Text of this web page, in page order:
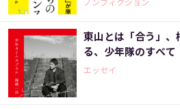
東山とは「合う」
る、少年隊のすべて
エッセイ